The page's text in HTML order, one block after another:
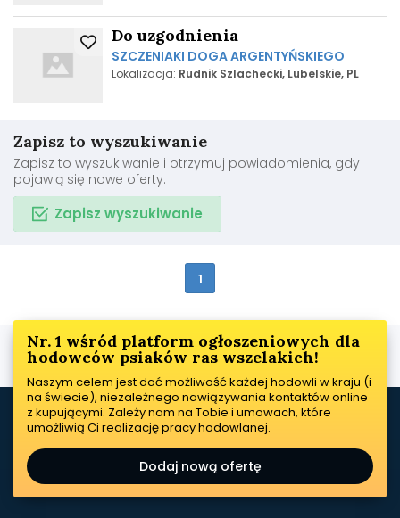
Do uzgodnienia
SZCZENIAKI DOGA ARGENTYŃSKIEGO
Lokalizacja: Rudnik Szlachecki, Lubelskie, PL
Zapisz to wyszukiwanie
Zapisz to wyszukiwanie i otrzymuj powiadomienia, gdy
pojawią się nowe oferty.
Zapisz wyszukiwanie
1
Nr. 1 wśród platform ogłoszeniowych dla
hodowców psiaków ras wszelakich!
Naszym celem jest dać możliwość każdej hodowli w kraju (i
na świecie), niezależnego nawiązywania kontaktów online
z kupującymi. Zależy nam na Tobie i umowach, które
umożliwią Ci realizację pracy hodowlanej.
Dodaj nową ofertę